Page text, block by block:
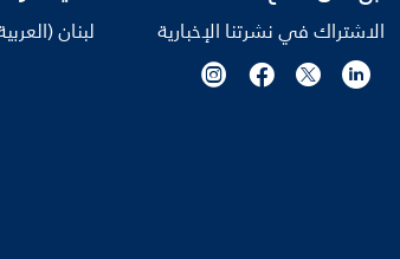
الاشتراك في نشرتنا الإخبارية لبنان